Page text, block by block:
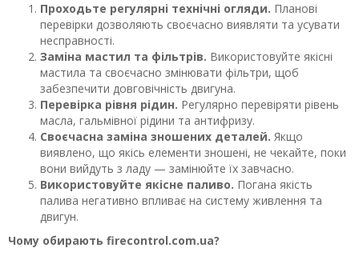
Проходьте регулярні технічні огляди. Планові
перевірки дозволяють своєчасно виявляти та усувати
несправності.
Заміна мастил та фільтрів. Використовуйте якісні
мастила та своєчасно змінювати фільтри, щоб
забезпечити довговічність двигуна.
Перевірка рівня рідин. Регулярно перевіряти рівень
масла, гальмівної рідини та антифризу.
Своєчасна заміна зношених деталей. Якщо
виявлено, що якісь елементи зношені, не чекайте, поки
вони вийдуть з ладу — замінюйте їх завчасно.
Використовуйте якісне паливо. Погана якість
палива негативно впливає на систему живлення та
двигун.
Чому обирають firecontrol.com.ua?